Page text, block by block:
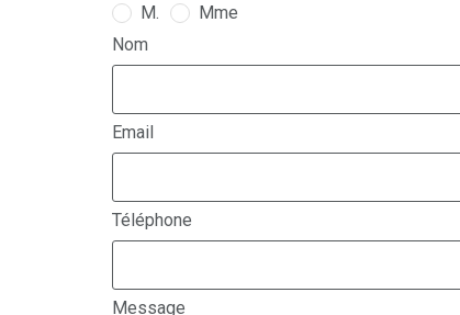
M.
Mme
Nom
Email
Téléphone
Message